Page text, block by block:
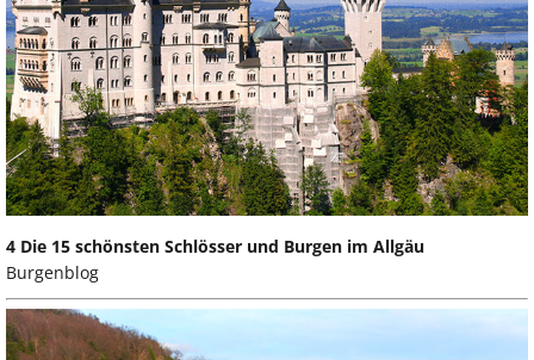
4 Die 15 schönsten Schlösser und Burgen im Allgäu
Burgenblog